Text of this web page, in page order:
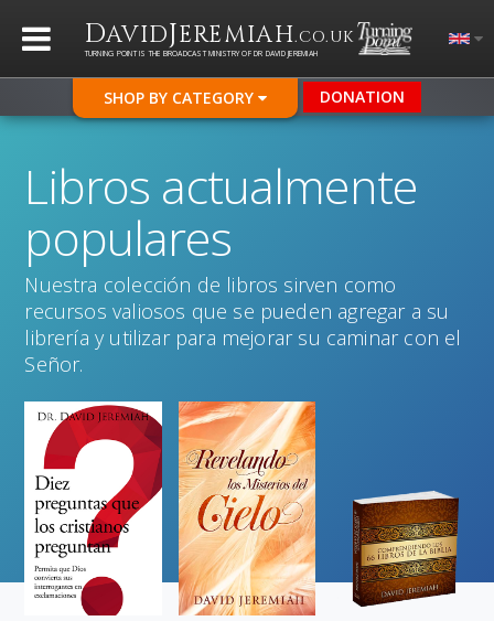
DAVIDJEREMIAH.CO.UK
TURNING POINT IS THE BROADCAST MINISTRY OF DR DAVID JEREMIAH
SHOP BY CATEGORY DONATION
Libros actualmente
populares
Nuestra colección de libros sirven como
recursos valiosos que se pueden agregar a su
librería y utilizar para mejorar su caminar con el
Señor.